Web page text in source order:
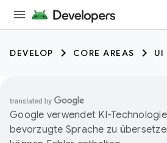
DEVELOP CORE AREAS UI
Google verwendet KI-
bevorzugte Sprache zu